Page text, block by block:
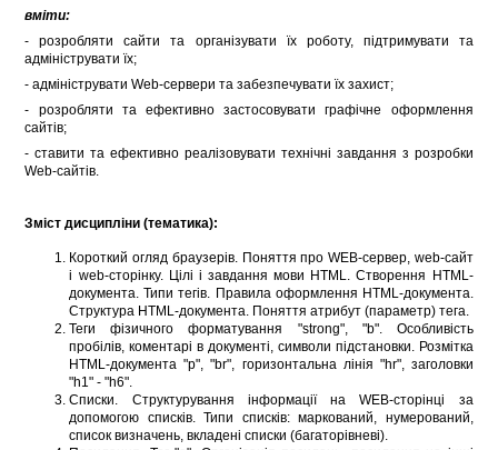
вміти:
- розробляти сайти та організувати їх роботу, підтримувати та
адмініструвати їх;
- адмініструвати Web-сервери та забезпечувати їх захист;
- розробляти та ефективно застосовувати графічне оформлення
сайтів;
- ставити та ефективно реалізовувати технічні завдання з розробки
Web-сайтів.
Зміст дисципліни (тематика):
Короткий огляд браузерів. Поняття про WEB-сервер, web-сайт
і web-сторінку. Цілі і завдання мови HTML. Створення HTML-
документа. Типи тегів. Правила оформлення HTML-документа.
Структура HTML-документа. Поняття атрибут (параметр) тега.
Теги фізичного форматування "strong", "b". Особливість
пробілів, коментарі в документі, символи підстановки. Розмітка
HTML-документа "p", "br", горизонтальна лінія "hr", заголовки
"h1" - "h6".
Списки. Структурування інформації на WEB-сторінці за
допомогою списків. Типи списків: маркований, нумерований,
список визначень, вкладені списки (багаторівневі).